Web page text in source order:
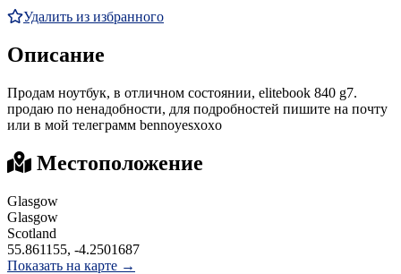
Удалить из избранного
Описание
Продам ноутбук, в отличном состоянии, elitebook 840 g7.
продаю по ненадобности, для подробностей пишите на почту
или в мой телеграмм bennoyesxoxo
Местоположение
Glasgow
Glasgow
Scotland
55.861155, -4.2501687
Показать на карте →